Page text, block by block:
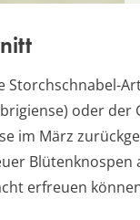
Storchschnabel-
oder der
im März
Blütenknospen
erfreuen